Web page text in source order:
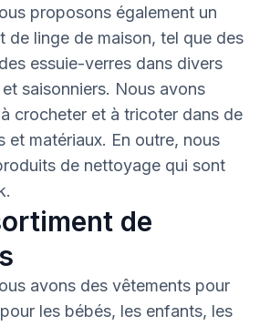
proposons également un
de linge de maison, tel que des
essuie-verres dans divers
saisonniers. Nous avons
crocheter et à tricoter dans de
et matériaux. En outre, nous
de nettoyage qui sont
de
avons des vêtements pour
les bébés, les enfants, les